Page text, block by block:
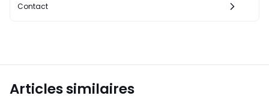
Contact
Articles similaires